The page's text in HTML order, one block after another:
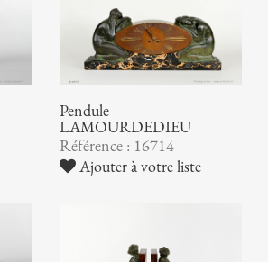
Pendule
LAMOURDEDIEU
Référence : 16714
Ajouter à votre liste